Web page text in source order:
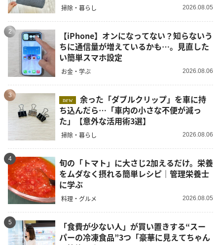
掃除・暮らし 2026.08.05
2
【iPhone】オンになってない？知らないう
ちに通信量が増えているかも…。見直した
い簡単スマホ設定
お金・学ぶ 2026.08.06
3
new
余った「ダブルクリップ」を車に持
ち込んだら…「車内の小さな不便が減っ
た」【意外な活用術3選】
掃除・暮らし 2026.08.06
4
旬の「トマト」に大さじ2加えるだけ。栄養
をムダなく摂れる簡単レシピ｜管理栄養士
に学ぶ
料理・グルメ 2026.08.05
5
「食費が少ない人」が買い置きする“スー
パーの冷凍食品”3つ「豪華に見えてちゃん